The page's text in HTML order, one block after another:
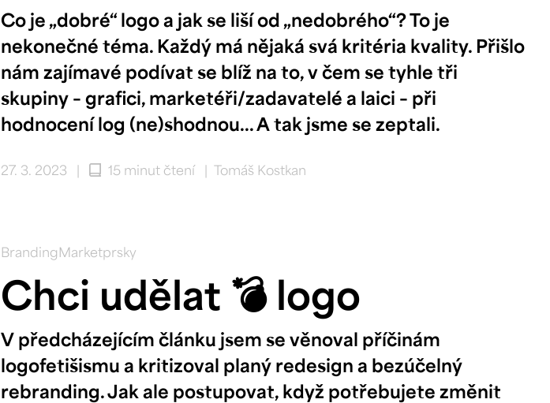
Co je „dobré“ logo a jak se liší od „nedobrého“? To je
nekonečné téma. Každý má nějaká svá kritéria kvality. Přišlo
nám zajímavé podívat se blíž na to, v čem se tyhle tři
skupiny – grafici, marketéři/zadavatelé a laici – při
hodnocení log (ne)shodnou... A tak jsme se zeptali.
27. 3. 2023 | 15 minut čtení | Tomáš Kostkan
BrandingMarketprsky
Chci udělat 💣 logo
V předcházejícím článku jsem se věnoval příčinám
logofetišismu a kritizoval planý redesign a bezúčelný
rebranding. Jak ale postupovat, když potřebujete změnit